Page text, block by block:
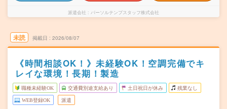
派遣会社 パーソルテンプスタッフ株式会社
未読 掲載日 2026/08/07
《時間相談OK！》未経験OK！空調完備でキ
レイな環境！長期！製造
職種未経験OK 交通費別途支給あり 土日祝日が休み 残業なし
WEB登録OK 派遣